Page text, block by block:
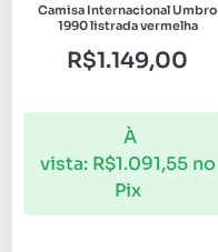
Camisa Internacional Umbro
1990 listrada vermelha
R$1.149,00
À
vista: R$1.091,55 no
Pix